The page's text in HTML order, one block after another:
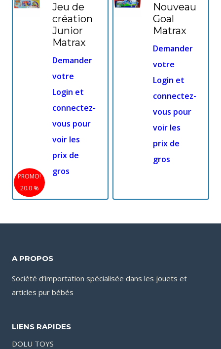
PROMO!
20.0 %
Jeu de
création
Junior
Matrax
Demander
votre
Login et
connectez-
vous pour
voir les
prix de
gros
Nouveau
Goal
Matrax
Demander
votre
Login et
connectez-
vous pour
voir les
prix de
gros
A PROPOS
Société d’importation spécialisée dans les jouets et
articles pur bébés
LIENS RAPIDES
DOLU TOYS